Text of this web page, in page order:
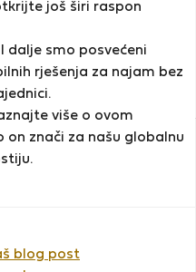
još širi raspon
I dalje smo posvećeni
rješenja za najam bez
više o ovom
on znači za našu globalnu
blog post
Ponude
144